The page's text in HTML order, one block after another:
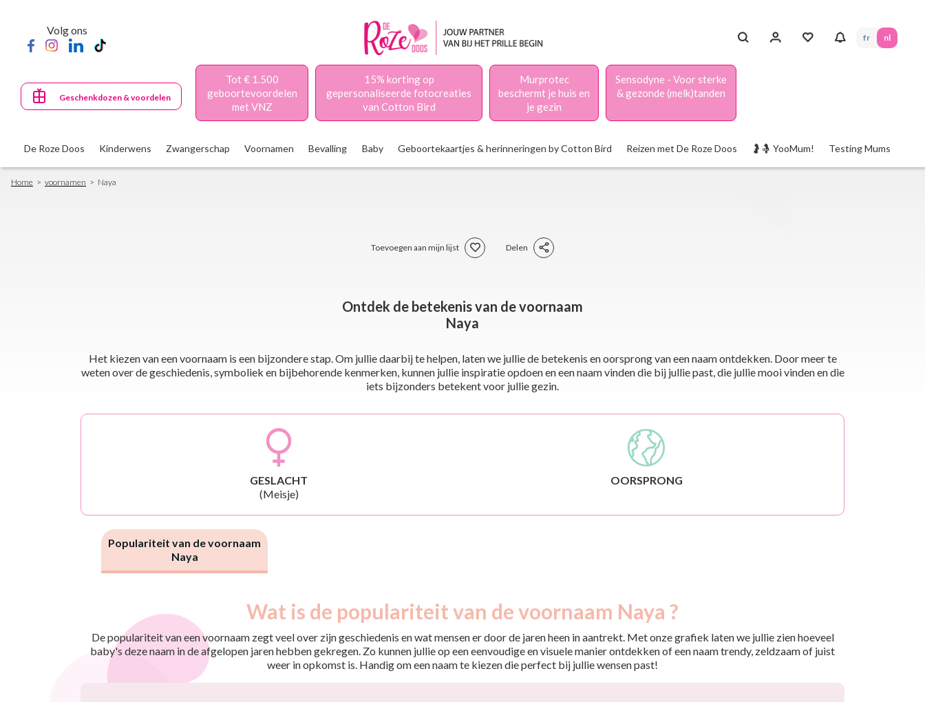
content
Volg ons
fr nl
Geschenkdozen & voordelen
Tot € 1.500
geboortevoordelen
met VNZ
15% korting op
gepersonaliseerde fotocreaties
van Cotton Bird
Murprotec
beschermt je huis en
je gezin
Sensodyne - Voor sterke
& gezonde (melk)tanden
De Roze Doos Kinderwens Zwangerschap Voornamen Bevalling Baby Geboortekaartjes & herinneringen by Cotton Bird Reizen met De Roze Doos 🤰🤱 YooMum! Testing Mums
Breadcrumb
Home voornamen Naya
Toevoegen aan mijn lijst Delen
Ontdek de betekenis van de voornaam
Naya
Het kiezen van een voornaam is een bijzondere stap. Om jullie daarbij te helpen, laten we jullie de betekenis en oorsprong van een naam ontdekken. Door meer te
weten over de geschiedenis, symboliek en bijbehorende kenmerken, kunnen jullie inspiratie opdoen en een naam vinden die bij jullie past, die jullie mooi vinden en die
iets bijzonders betekent voor jullie gezin.
GESLACHT
(Meisje)
OORSPRONG
Populariteit van de voornaam
Naya
Wat is de populariteit van de voornaam Naya ?
De populariteit van een voornaam zegt veel over zijn geschiedenis en wat mensen er door de jaren heen in aantrekt. Met onze grafiek laten we jullie zien hoeveel
baby's deze naam in de afgelopen jaren hebben gekregen. Zo kunnen jullie op een eenvoudige en visuele manier ontdekken of een naam trendy, zeldzaam of juist
weer in opkomst is. Handig om een naam te kiezen die perfect bij jullie wensen past!
2009
11
2010
9